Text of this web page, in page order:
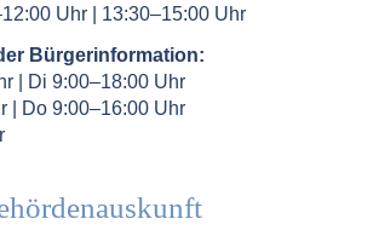
Uhr | 13:30–15:00 Uhr
Bürgerinformation:
| Di 9:00–18:00 Uhr
| Do 9:00–16:00 Uhr